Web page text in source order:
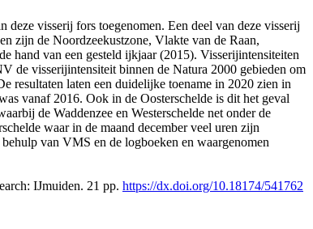
deze visserij fors toegenomen. Een deel van deze visserij
zijn de Noordzeekustzone, Vlakte van de Raan,
hand van een gesteld ijkjaar (2015). Visserijintensiteiten
de visserijintensiteit binnen de Natura 2000 gebieden om
resultaten laten een duidelijke toename in 2020 zien in
vanaf 2016. Ook in de Oosterschelde is dit het geval
de Waddenzee en Westerschelde net onder de
waar in de maand december veel uren zijn
van VMS en de logboeken en waargenomen
IJmuiden. 21 pp. https://dx.doi.org/10.18174/541762